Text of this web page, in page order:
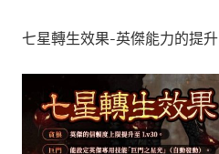
七星轉生效果-英傑能力的提升